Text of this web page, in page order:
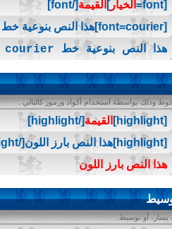
[font= الخيار] القيمة[/font]
[font=courier]هذا النص بنوعية خط courier[/font]
هذا النص بنوعية خط courier
وذلك بواسطة استخدام أكواد ورموز كالتالي .
[highlight] القيمة[/highlight]
[highlight]هذا النص بارز اللون[/highlight]
هذا النص بارز اللون
يسار، أو توسيط.